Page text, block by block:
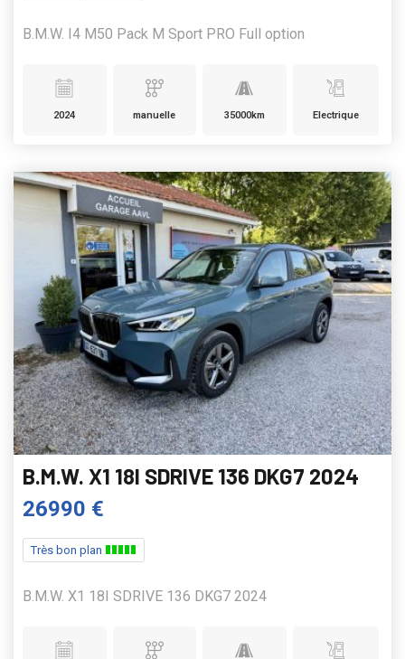
B.M.W. I4 M50 Pack M Sport PRO Full option
2024 manuelle 35000km Electrique
B.M.W. X1 18I SDRIVE 136 DKG7 2024
26990 €
Très bon plan
B.M.W. X1 18I SDRIVE 136 DKG7 2024